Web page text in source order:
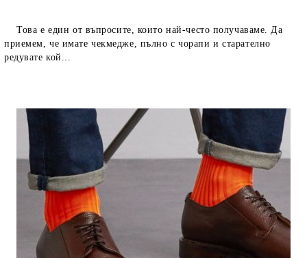
Това е един от въпросите, които най-често получаваме. Да
приемем, че имате чекмедже, пълно с чорапи и старателно
редувате кой...